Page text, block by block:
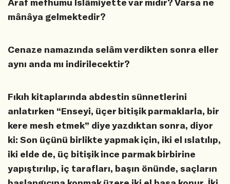
mânâya gelmektedir?
Cenaze namazında selâm verdikten sonra eller
aynı anda mı indirilecektir?
Fıkıh kitaplarında abdestin sünnetlerini
anlatırken “Enseyi, üçer bitişik parmaklarla, bir
kere mesh etmek” diye yazdıktan sonra, diyor
ki: Son üçünü birlikte yapmak için, iki el ıslatılıp,
iki elde de, üç bitişik ince parmak birbirine
yapıştırılıp, iç tarafları, başın önünde, saçların